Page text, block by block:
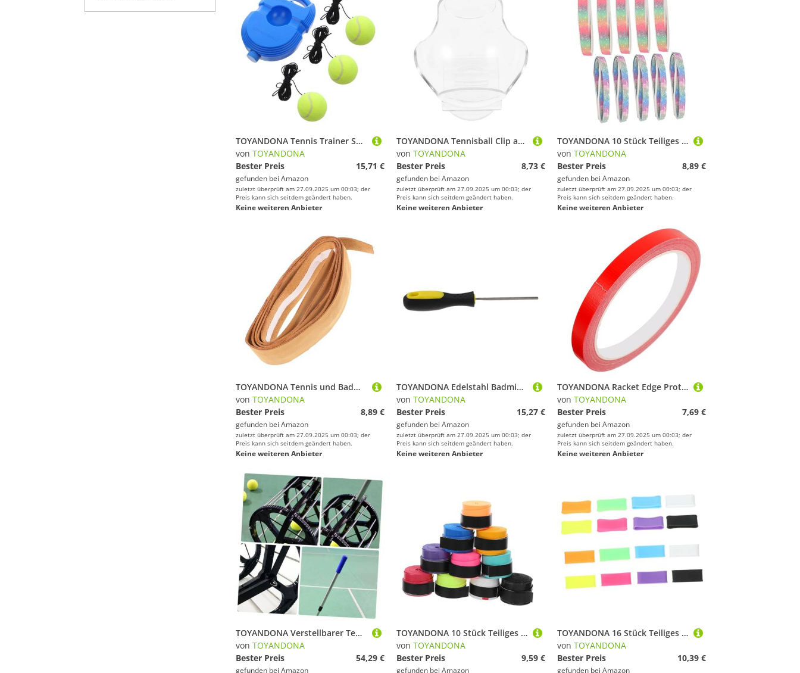
TOYANDONA Tennis Trainer Set mit Rebound-bällen rutschfeste Basis und Elastischem Seil für Anfänger und Fördert Koordinatives Selbsttraining und Gruppenspaß Beim Tennistraining
von TOYANDONA
Bester Preis
15,71 €
gefunden bei Amazon
zuletzt überprüft am 27.09.2025 um 00:03; der
Preis kann sich seitdem geändert haben.
Keine weiteren Anbieter
TOYANDONA Tennisball Clip aus Robustem Kunststoff für Standardbälle Praktisches Trainingszubehör für Tennisliebhaber Kompakt und Platzsparend für Zeitsparendes Ballmanagement Beim Training
von TOYANDONA
Bester Preis
8,73 €
gefunden bei Amazon
zuletzt überprüft am 27.09.2025 um 00:03; der
Preis kann sich seitdem geändert haben.
Keine weiteren Anbieter
TOYANDONA 10 Stück Teiliges rutschfeste Schweißbänder für Badminton Tennisschläger Pu griffbänder mit Hervorragender Schweißabsorption Langlebige Overgrip Tapes Geeignet für Schläger und
von TOYANDONA
Bester Preis
8,89 €
gefunden bei Amazon
zuletzt überprüft am 27.09.2025 um 00:03; der
Preis kann sich seitdem geändert haben.
Keine weiteren Anbieter
TOYANDONA Tennis und Badmintongriffband rutschfest Saugfähig Atmungsaktiv Leicht Elastisch für Komfortablen Halt und Sicheren Griff Beim Tennisschläger und Badmintonschläger Training
von TOYANDONA
Bester Preis
8,89 €
gefunden bei Amazon
zuletzt überprüft am 27.09.2025 um 00:03; der
Preis kann sich seitdem geändert haben.
Keine weiteren Anbieter
TOYANDONA Edelstahl Badminton Tennisschläger Besaitungswerkzeug Spannungsfreigabe Schnurjustierer für Anfänger und Profis Vielseitig Langlebig Präzise Geeignet für Badminton und Tennis
von TOYANDONA
Bester Preis
15,27 €
gefunden bei Amazon
zuletzt überprüft am 27.09.2025 um 00:03; der
Preis kann sich seitdem geändert haben.
Keine weiteren Anbieter
TOYANDONA Racket Edge Protector Klebeband Rot Selbsthaftendes Schutzband für Tischtennis und Tennisschläger Kanten Schutz Strapazierfähiges Vielseitiges Schlägerband für Langlebigen Einsatz
von TOYANDONA
Bester Preis
7,69 €
gefunden bei Amazon
zuletzt überprüft am 27.09.2025 um 00:03; der
Preis kann sich seitdem geändert haben.
Keine weiteren Anbieter
TOYANDONA Verstellbarer Tennisball sammler mit Bällen Kapazität Leichter Tennis Ball Roller Schnelles Entleeren Reibungsloses für Training und Turniere
von TOYANDONA
Bester Preis
54,29 €
gefunden bei Amazon
TOYANDONA 10 Stück Teiliges Overgrip Tape für Tennis Badminton und Pickleball rutschfeste Schweißabsorbierende Griffbänder Flexible Einfach zu Installierende Griffband-wickel für
von TOYANDONA
Bester Preis
9,59 €
gefunden bei Amazon
TOYANDONA 16 Stück Teiliges rutschfeste Silikon Grip Ringe für Tennis Badmintonschläger Elastische Anti rutsch Band Fixierung für Griffende Vielseitig für Sport Fahrradlenker Geeignet
von TOYANDONA
Bester Preis
10,39 €
gefunden bei Amazon